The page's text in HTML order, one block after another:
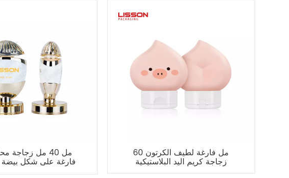
فارغة على شكل
فوهة
60 مل فارغة لطيف الكرتون
زجاجة كريم اليد البلاستيكية